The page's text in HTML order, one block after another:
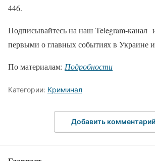
446.
Подписывайтесь на наш Telegram-канал
первыми о главных событиях в Украине
По материалам: Подробности
Категории: Криминал
Добавить комментарий